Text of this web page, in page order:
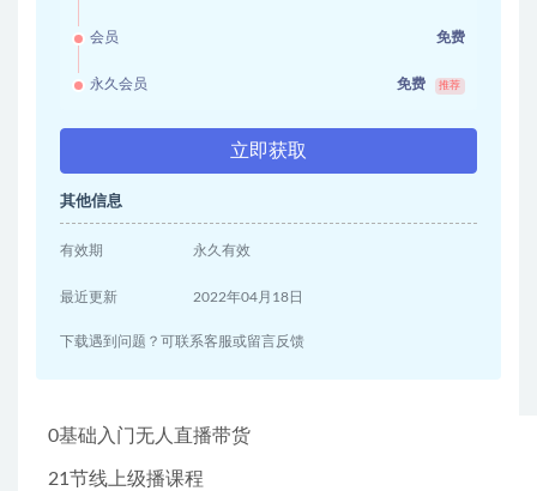
会员 免费
永久会员 免费 推荐
立即获取
其他信息
有效期 永久有效
最近更新 2022年04月18日
下载遇到问题？可联系客服或留言反馈
0基础入门无人直播带货
21节线上级播课程